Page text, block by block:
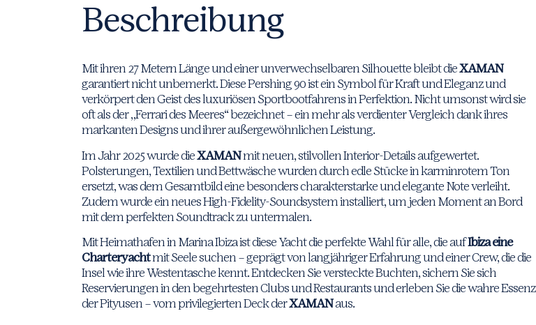
Beschreibung
Mit ihren 27 Metern Länge und einer unverwechselbaren Silhouette bleibt dieXAMAN
garantiert nicht unbemerkt. Diese Pershing 90 ist ein Symbol für Kraft und Eleganz und
verkörpert den Geist des luxuriösen Sportbootfahrens in Perfektion. Nicht umsonst wird sie
oft als der „Ferrari des Meeres“ bezeichnet – ein mehr als verdienter Vergleich dank ihres
markanten Designs und ihrer außergewöhnlichen Leistung.
Im Jahr 2025 wurde dieXAMANmit neuen, stilvollen Interior-Details aufgewertet.
Polsterungen, Textilien und Bettwäsche wurden durch edle Stücke in karminrotem Ton
ersetzt, was dem Gesamtbild eine besonders charakterstarke und elegante Note verleiht.
Zudem wurde ein neues High-Fidelity-Soundsystem installiert, um jeden Moment an Bord
mit dem perfekten Soundtrack zu untermalen.
Mit Heimathafen in Marina Ibiza ist diese Yacht die perfekte Wahl für alle, die aufIbiza eine
Charteryachtmit Seele suchen – geprägt von langjähriger Erfahrung und einer Crew, die die
Insel wie ihre Westentasche kennt. Entdecken Sie versteckte Buchten, sichern Sie sich
Reservierungen in den begehrtesten Clubs und Restaurants und erleben Sie die wahre Essenz
der Pityusen – vom privilegierten Deck derXAMANaus.